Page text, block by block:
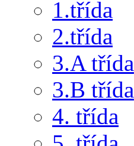
1.třída
2.třída
3.A třída
3.B třída
4. třída